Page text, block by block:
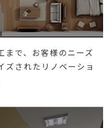
まで、お客様のニーズ
ズされたリノベーショ